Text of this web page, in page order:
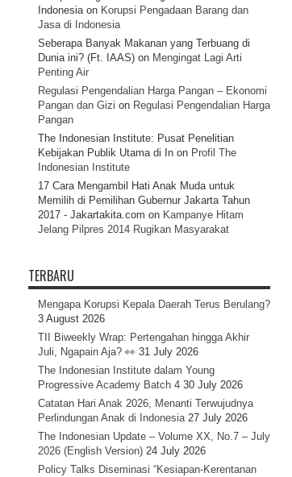
Indonesiaon Korupsi Pengadaan Barang dan
Jasa di Indonesia
Seberapa Banyak Makanan yang Terbuang di
Dunia ini? (Ft. IAAS)on Mengingat Lagi Arti
Penting Air
Regulasi Pengendalian Harga Pangan – Ekonomi
Pangan dan Gizi on Regulasi Pengendalian Harga
Pangan
The Indonesian Institute: Pusat Penelitian
Kebijakan Publik Utama di Inon Profil The
Indonesian Institute
17 Cara Mengambil Hati Anak Muda untuk
Memilih di Pemilihan Gubernur Jakarta Tahun
2017 - Jakartakita.com on Kampanye Hitam
Jelang Pilpres 2014 Rugikan Masyarakat
TERBARU
Mengapa Korupsi Kepala Daerah Terus Berulang?
3 August 2026
TII Biweekly Wrap: Pertengahan hingga Akhir
Juli, Ngapain Aja? 👀 31 July 2026
The Indonesian Institute dalam Young
Progressive Academy Batch 4 30 July 2026
Catatan Hari Anak 2026, Menanti Terwujudnya
Perlindungan Anak di Indonesia 27 July 2026
The Indonesian Update – Volume XX, No.7 – July
2026 (English Version) 24 July 2026
Policy Talks Diseminasi “Kesiapan-Kerentanan